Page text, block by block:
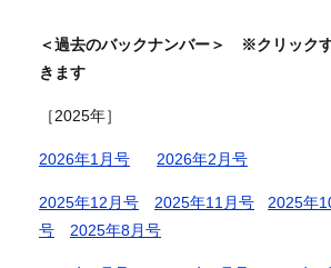
＜過去のバックナンバー＞ ※クリック
きます
​​［2025年］
2026年1月号 2026年2月号
2025年12月号 2025年11月号 2025年
号
2025年8月号